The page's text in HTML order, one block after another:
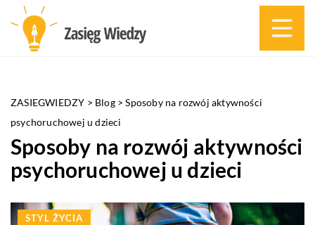
ZASIEGWIEDZY > Blog>Sposoby na rozwój aktywności
psychoruchowej u dzieci
Sposoby na rozwój aktywności
psychoruchowej u dzieci
STYL ŻYCIA